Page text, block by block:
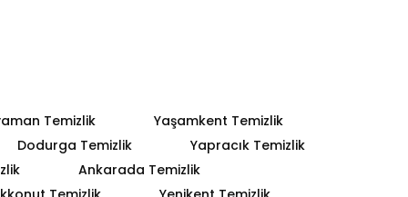
Temizlik
Yaşamkent Temizlik
Dodurga Temizlik
Yapracık Temizlik
Ankarada Temizlik